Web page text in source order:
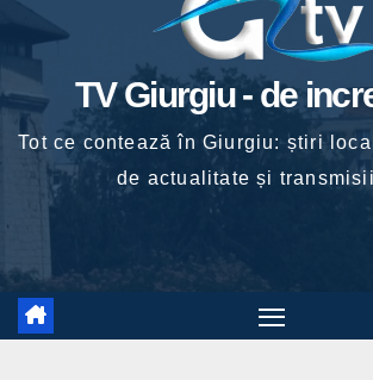
TV Giurgiu - de
Tot ce contează în Giurgiu: știri
de actualitate și